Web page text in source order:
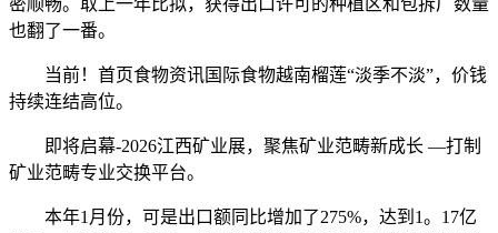
密顺畅。取上一年比拟，获得出口许可的种植区和包拆厂数量
也翻了一番。
当前！首页食物资讯国际食物越南榴莲“淡季不淡”，价钱
持续连结高位。
即将启幕-2026江西矿业展，聚焦矿业范畴新成长 —打制
矿业范畴专业交换平台。
本年1月份，可是出口额同比增加了275%，达到1。17亿